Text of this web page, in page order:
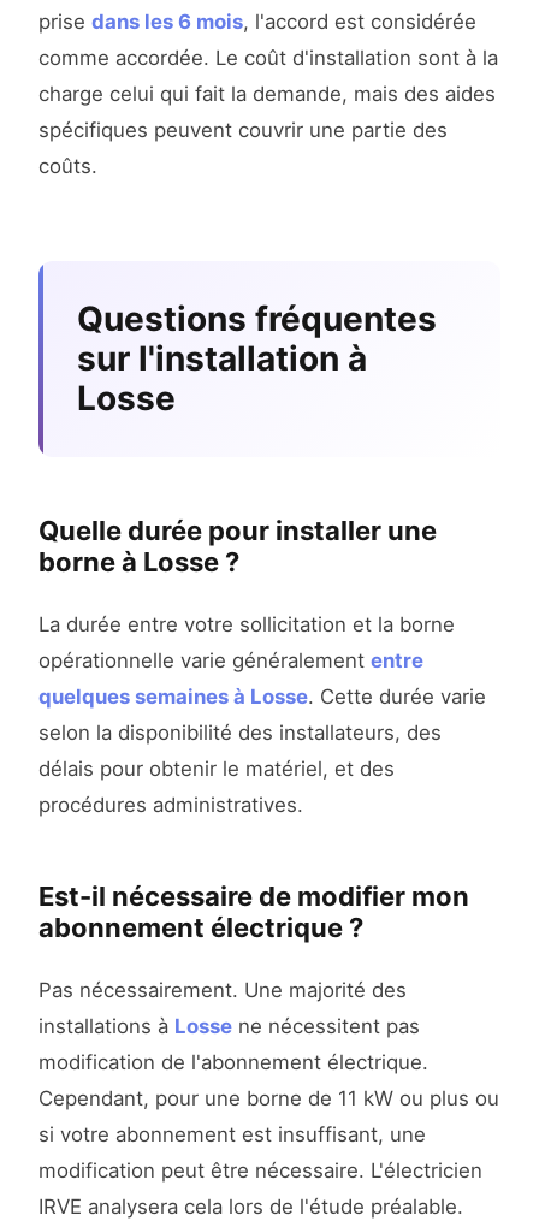
prise dans les 6 mois, l'accord est considérée
comme accordée. Le coût d'installation sont à la
charge celui qui fait la demande, mais des aides
spécifiques peuvent couvrir une partie des
coûts.
Questions fréquentes
sur l'installation à
Losse
Quelle durée pour installer une
borne à Losse ?
La durée entre votre sollicitation et la borne
opérationnelle varie généralement entre
quelques semaines à Losse. Cette durée varie
selon la disponibilité des installateurs, des
délais pour obtenir le matériel, et des
procédures administratives.
Est-il nécessaire de modifier mon
abonnement électrique ?
Pas nécessairement. Une majorité des
installations à Losse ne nécessitent pas
modification de l'abonnement électrique.
Cependant, pour une borne de 11 kW ou plus ou
si votre abonnement est insuffisant, une
modification peut être nécessaire. L'électricien
IRVE analysera cela lors de l'étude préalable.